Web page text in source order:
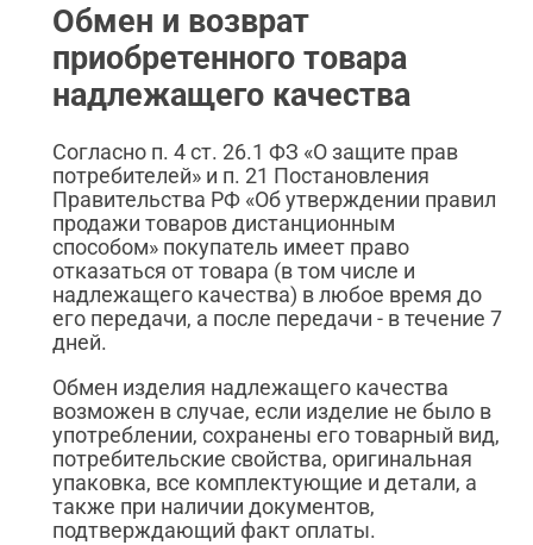
Обмен и возврат
приобретенного товара
надлежащего качества
Согласно п. 4 ст. 26.1 ФЗ «О защите прав
потребителей» и п. 21 Постановления
Правительства РФ «Об утверждении правил
продажи товаров дистанционным
способом» покупатель имеет право
отказаться от товара (в том числе и
надлежащего качества) в любое время до
его передачи, а после передачи - в течение 7
дней.
Обмен изделия надлежащего качества
возможен в случае, если изделие не было в
употреблении, сохранены его товарный вид,
потребительские свойства, оригинальная
упаковка, все комплектующие и детали, а
также при наличии документов,
подтверждающий факт оплаты.